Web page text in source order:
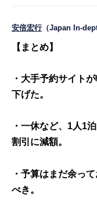
安倍宏行 （Japan In-
【まとめ】
・大手予約サイト
下げた。
・一休など、 1人1
割引 に減額。
・予算はまだ余っ
べき。